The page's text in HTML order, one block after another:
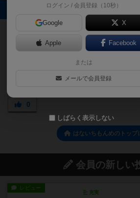
トップに表示される画像
0
はないちもんめのトップ
会員の新しい
レビュー
充実
ログイン / 会員登録（10秒）
Google X
Apple Facebook
または
メールで会員登録
しばらく表示しない